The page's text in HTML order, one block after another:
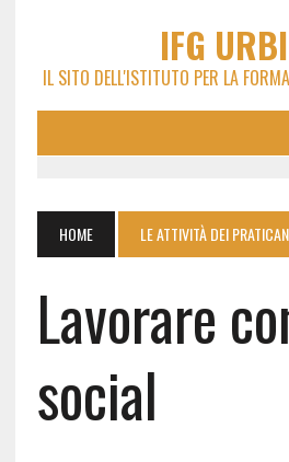
IFG
IL SITO DELL'ISTITUTO PER LA
HOME LE ATTIVITÀ DEI
Lavorare
social